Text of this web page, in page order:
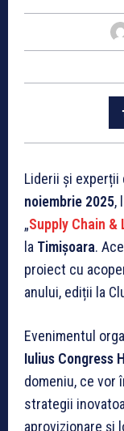
Liderii și
noiembrie 2025,
„Supply Chain &
la Timișoara.
proiect cu
anului, ediții la
Evenimentul
Iulius Congress
domeniu, ce vor
strategii
aprovizionare și